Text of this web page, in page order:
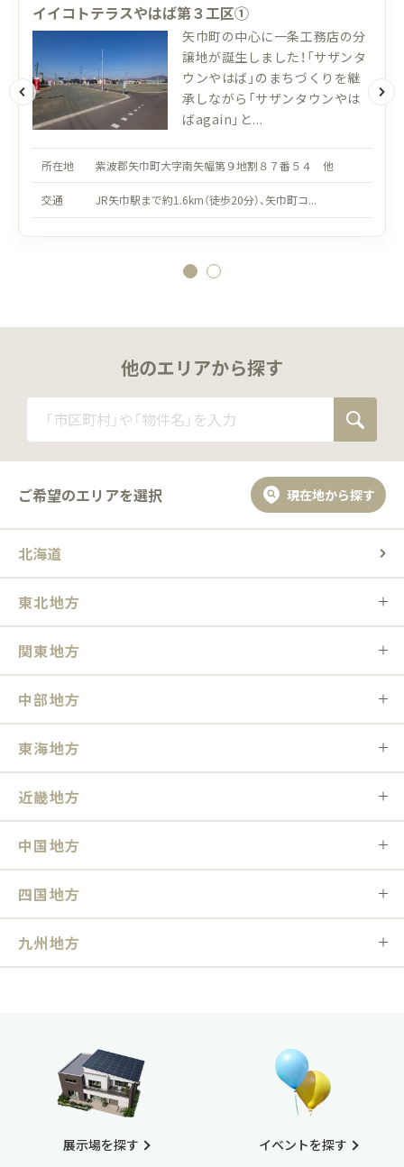
イイコトテラスやはば第３工区①
矢巾町の中心に一条工務店の分
譲地が誕生しました！「サザンタ
ウンやはば」のまちづくりを継
承しながら「サザンタウンやは
ばagain」と...
所在地 紫波郡矢巾町大字南矢幅第９地割８７番５４ 他
交通 JR矢巾駅まで約1.6km（徒歩20分）、矢巾町コ...
他のエリアから探す
ご希望のエリアを選択 現在地から探す
北海道
東北地方
関東地方
中部地方
東海地方
近畿地方
中国地方
四国地方
九州地方
展示場を探す イベントを探す